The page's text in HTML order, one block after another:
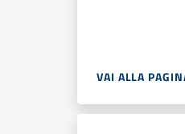
VAI ALLA